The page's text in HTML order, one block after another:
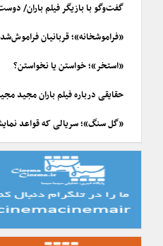
گفت‌وگو با بازیگر فیلم باران/
«فراموشخانه»؛ قربانیان
«استخر»؛ خواستن یا نخواستن؟
حقایقی درباره فیلم باران مجید
«گل سنگ»؛ سریالی که قواعد